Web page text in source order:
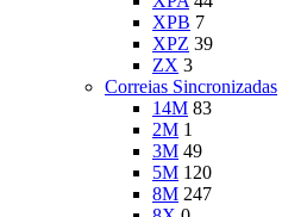
XPB 7
XPZ 39
ZX 3
Correias Sincronizadas
14M 83
2M 1
3M 49
5M 120
8M 247